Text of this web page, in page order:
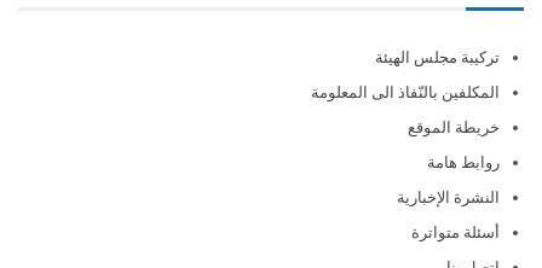
تركيبة مجلس الهيئة
المكلفين بالنّفاذ الى المعلومة
خريطة الموقع
روابط هامة
النشرة الإخبارية
أسئلة متواترة